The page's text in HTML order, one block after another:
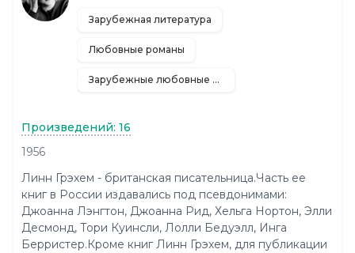
Зарубежная литература
Любовные романы
Зарубежные любовные романы
Произведений: 16
1956
Линн Грэхем - британская писательница.Часть ее
книг в России издавались под псевдонимами:
Джоанна Лэнгтон, Джоанна Рид, Хельга Нортон, Элли
Десмонд, Тори Куинсли, Лолли Бедуэлл, Инга
Берристер.Кроме книг Линн Грэхем, для публикации